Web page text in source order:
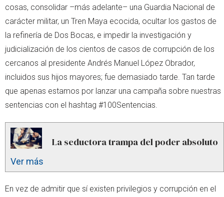
cosas, consolidar –más adelante– una Guardia Nacional de
carácter militar, un Tren Maya ecocida, ocultar los gastos de
la refinería de Dos Bocas, e impedir la investigación y
judicialización de los cientos de casos de corrupción de los
cercanos al presidente Andrés Manuel López Obrador,
incluidos sus hijos mayores; fue demasiado tarde. Tan tarde
que apenas estamos por lanzar una campaña sobre nuestras
sentencias con el hashtag #100Sentencias.
La seductora trampa del poder absoluto
Ver más
En vez de admitir que sí existen privilegios y corrupción en el